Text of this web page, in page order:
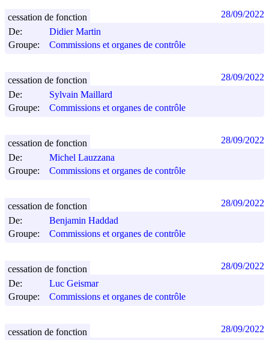
De:
Didier Martin
Groupe:
Commissions et organes de contrôle
cessation de fonction 28/09/2022
De:
Sylvain Maillard
Groupe:
Commissions et organes de contrôle
cessation de fonction 28/09/2022
De:
Michel Lauzzana
Groupe:
Commissions et organes de contrôle
cessation de fonction 28/09/2022
De:
Benjamin Haddad
Groupe:
Commissions et organes de contrôle
cessation de fonction 28/09/2022
De:
Luc Geismar
Groupe:
Commissions et organes de contrôle
cessation de fonction 28/09/2022
cessation de fonction 28/09/2022